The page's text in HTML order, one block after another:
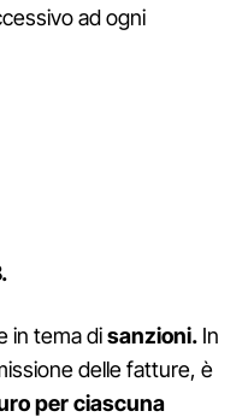
ad ogni
in tema disanzioni. In
delle fatture, è
per ciascuna